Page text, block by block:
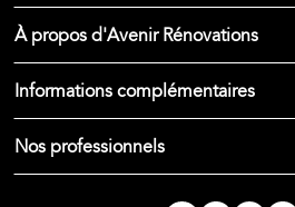
À propos d'Avenir Rénovations
Informations complémentaires
Nos professionnels